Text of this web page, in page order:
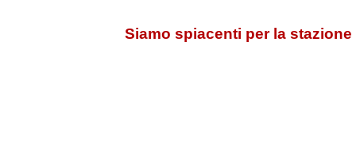
Siamo spiacenti per la